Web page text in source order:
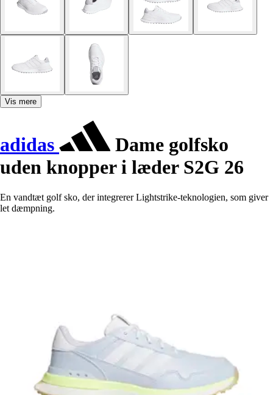
Vis mere
adidas
Dame golfsko
uden knopper i læder S2G 26
En vandtæt golf sko, der integrerer Lightstrike-teknologien, som giver
let dæmpning.